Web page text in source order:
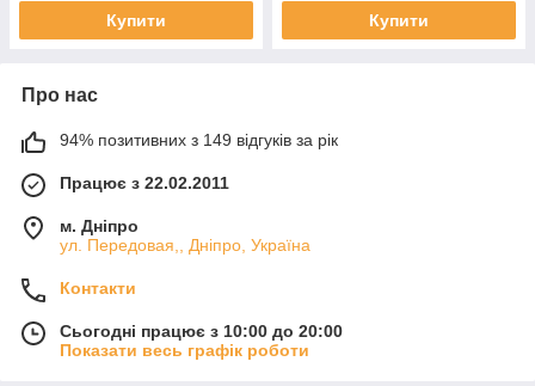
Купити Купити
Про нас
94% позитивних з 149 відгуків за рік
Працює з 22.02.2011
м. Дніпро
ул. Передовая,, Дніпро, Україна
Контакти
Сьогодні працює з 10:00 до 20:00
Показати весь графік роботи